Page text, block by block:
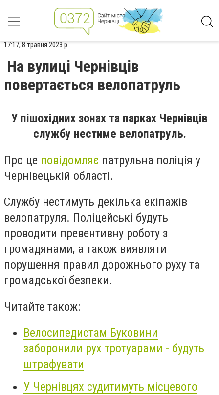
17:17, 8 травня 2023 р.
На вулиці Чернівців
повертається велопатруль
У пішохідних зонах та парках Чернівців
службу нестиме велопатруль.
Про це повідомляє патрульна поліція у
Чернівецькій області.
Службу нестимуть декілька екіпажів
велопатруля. Поліцейські будуть
проводити превентивну роботу з
громадянами, а також виявляти
порушення правил дорожнього руху та
громадської безпеки.
Читайте також:
Велосипедистам Буковини
заборонили рух тротуарами - будуть
штрафувати
У Чернівцях судитимуть місцевого